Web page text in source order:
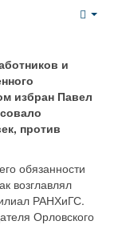
и
избран Павел
против
обязанности
возглавлял
РАНХиГС.
Орловского